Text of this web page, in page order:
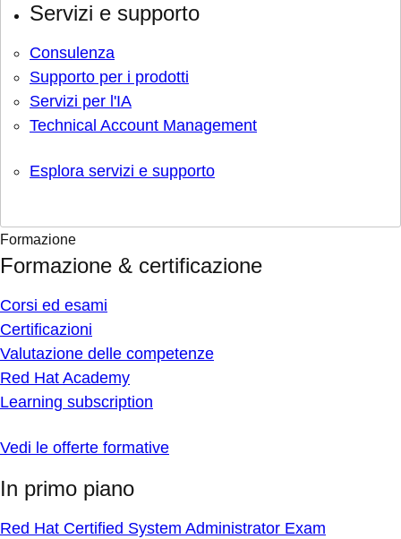
Servizi e supporto
Consulenza
Supporto per i prodotti
Servizi per l'IA
Technical Account Management
Esplora servizi e supporto
Formazione
Formazione & certificazione
Corsi ed esami
Certificazioni
Valutazione delle competenze
Red Hat Academy
Learning subscription
Vedi le offerte formative
In primo piano
Red Hat Certified System Administrator Exam